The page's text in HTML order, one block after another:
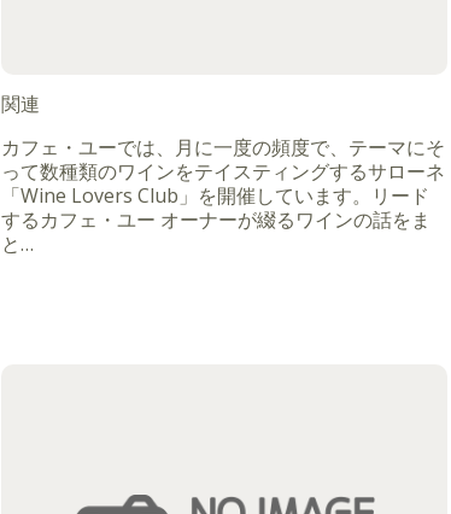
関連
カフェ・ユーでは、月に一度の頻度で、テーマにそ
って数種類のワインをテイスティングするサローネ
「Wine Lovers Club」を開催しています。リード
するカフェ・ユー オーナーが綴るワインの話をま
と…